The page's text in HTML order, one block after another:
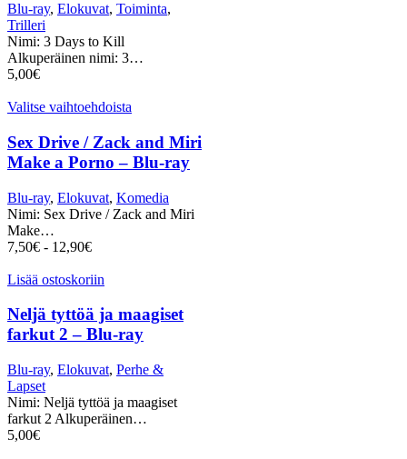
Blu-ray, Elokuvat, Toiminta,
Trilleri
Nimi: 3 Days to Kill
Alkuperäinen nimi: 3…
5,00€
Valitse vaihtoehdoista
Sex Drive / Zack and Miri
Make a Porno – Blu-ray
Blu-ray, Elokuvat, Komedia
Nimi: Sex Drive / Zack and Miri
Make…
7,50€ - 12,90€
Lisää ostoskoriin
Neljä tyttöä ja maagiset
farkut 2 – Blu-ray
Blu-ray, Elokuvat, Perhe &
Lapset
Nimi: Neljä tyttöä ja maagiset
farkut 2 Alkuperäinen…
5,00€